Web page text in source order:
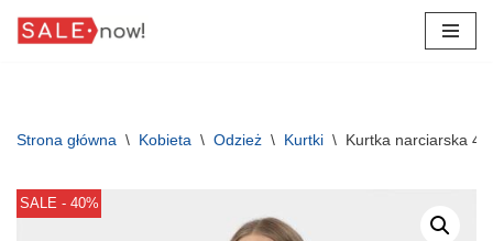
Strona główna \ Kobieta \ Odzież \ Kurtki \ Kurtka narciarska
SALE - 40%